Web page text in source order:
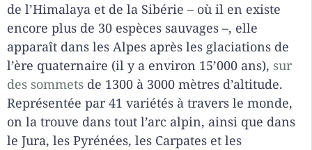
de l’Himalaya et de la Sibérie – où il en existe
encore plus de 30 espèces sauvages –, elle
apparaît dans les Alpes après les glaciations de
l’ère quaternaire (il y a environ 15’000 ans), sur
des sommets de 1300 à 3000 mètres d’altitude.
Représentée par 41 variétés à travers le monde,
on la trouve dans tout l’arc alpin, ainsi que dans
le Jura, les Pyrénées, les Carpates et les